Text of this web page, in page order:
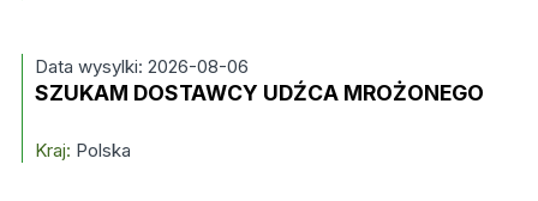
Data wysylki: 2026-08-06
SZUKAM DOSTAWCY UDŹCA MROŻONEGO
Kraj: Polska